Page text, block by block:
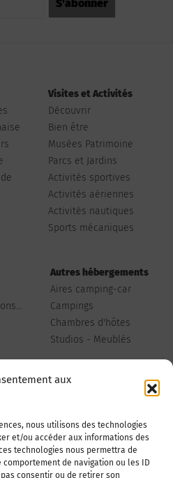
aux
nous utilisons des technologies
et/ou accéder aux informations des
technologies nous permettra de
de navigation ou les ID
consentir ou de retirer son
Visites et Activités
Découvrir
Bien être
Musées Patrimoine
Parcs et Jardins
Activités sportives
Activités aériennes
Activités nautiques
Sports mécaniques
Autres hébergements
Aires camping-car
Campings
Chambres d'hôtes
Studios - Meublés
Publiez votre annonce